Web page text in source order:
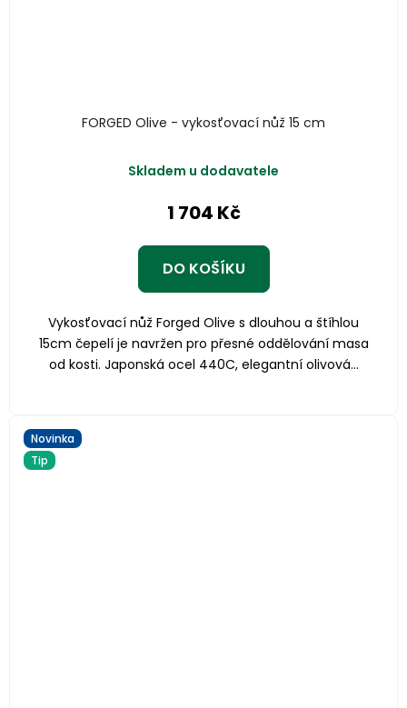
FORGED Olive - vykosťovací nůž 15 cm
Skladem u dodavatele
1 704 Kč
DO KOŠÍKU
Vykosťovací nůž Forged Olive s dlouhou a štíhlou
15cm čepelí je navržen pro přesné oddělování masa
od kosti. Japonská ocel 440C, elegantní olivová...
Novinka
Tip